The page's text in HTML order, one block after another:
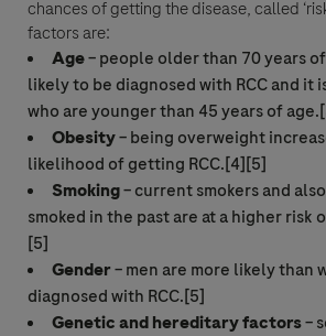
chances of getting the disease, called
factors are:
Age– people older than 70 years
likely to be diagnosed with RCCand it
who are younger than 45 years of
Obesity– being overweight
likelihood of getting RCC.[4][5]
Smoking– current smokers and
smoked in the past are at a higher risk
[5]
Gender– men are more likely than
diagnosed with RCC.[5]
Genetic and hereditary factors–
Roche zeichnet die von Ihnen angegebenen
den Zeitraum auf, der für die Beantwortung Ihrer
Die Informationen werden ausserdem in einer
Informationen zu Referenzzwecken gespeichert
und senden" klicken, stimmen Sie der
Zustimmung die Rechtsgrundlage für die
den oben genannten Zwecken und in
Datenschutzrichtlinien zu. Diese geben Ihnen
Ihren Rechten und wie Roche
Roche Pharma AG ist gesetzlich verpflichtet, ein
zu melden. Ihre Daten werden hierbei wie in den
Bezug auf Pharmakovigilanz beschrieben, in
spezifischen GVP-Gesetzen (Pharmakovigilanz)
werden zu keinem anderen Zweck verwendet.